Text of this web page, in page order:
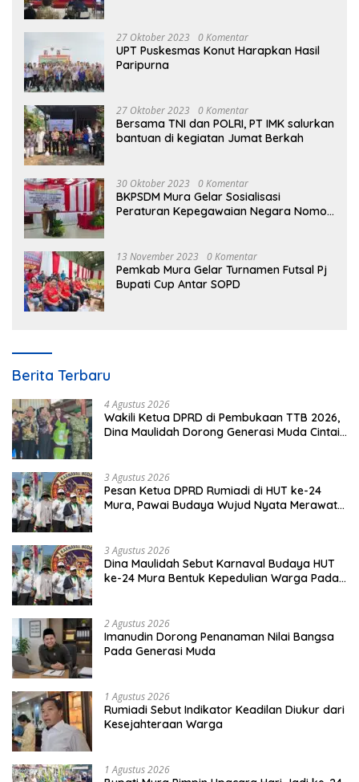
27 Oktober 2023 0 Komentar
UPT Puskesmas Konut Harapkan Hasil
Paripurna
27 Oktober 2023 0 Komentar
Bersama TNI dan POLRI, PT IMK salurkan
bantuan di kegiatan Jumat Berkah
30 Oktober 2023 0 Komentar
BKPSDM Mura Gelar Sosialisasi
Peraturan Kepegawaian Negara Nomor
13 November 2023 0 Komentar
Pemkab Mura Gelar Turnamen Futsal Pj
Bupati Cup Antar SOPD
Berita Terbaru
4 Agustus 2026
Wakili Ketua DPRD di Pembukaan TTB 2026,
Dina Maulidah Dorong Generasi Muda Cintai
3 Agustus 2026
Pesan Ketua DPRD Rumiadi di HUT ke-24
Mura, Pawai Budaya Wujud Nyata Merawat
3 Agustus 2026
Dina Maulidah Sebut Karnaval Budaya HUT
ke-24 Mura Bentuk Kepedulian Warga Pada
2 Agustus 2026
Imanudin Dorong Penanaman Nilai Bangsa
Pada Generasi Muda
1 Agustus 2026
Rumiadi Sebut Indikator Keadilan Diukur dari
Kesejahteraan Warga
1 Agustus 2026